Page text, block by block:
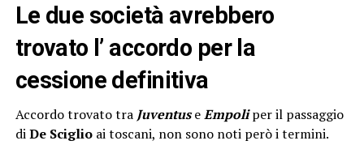
Le due società avrebbero
trovato l’ accordo per la
cessione definitiva
Accordo trovato tra JuventuseEmpoliper il passaggio
diDe Sciglioai toscani, non sono noti però i termini.